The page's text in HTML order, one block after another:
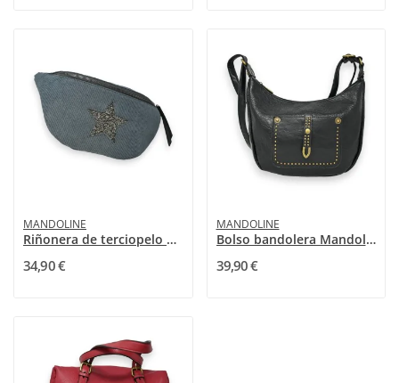
MANDOLINE
Riñonera de terciopelo gris con estrella de...
34,90 €
MANDOLINE
Bolso bandolera Mandoline negro
39,90 €